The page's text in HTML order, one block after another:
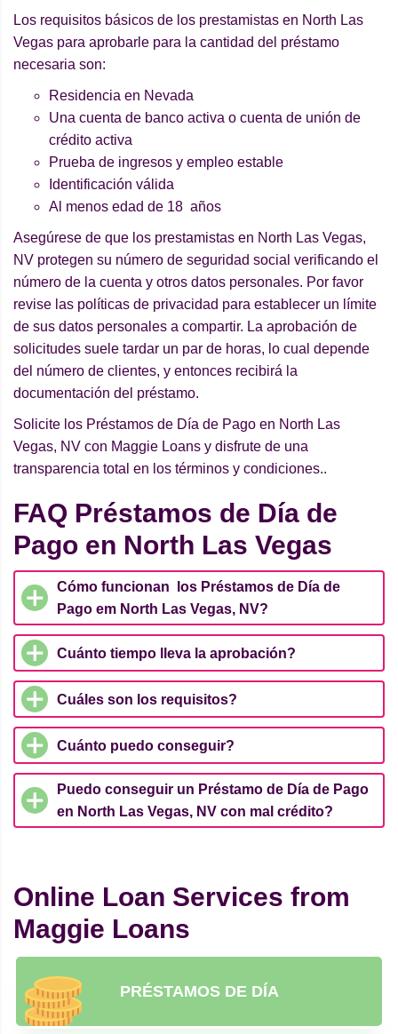
Los requisitos básicos de los prestamistas en North Las
Vegas para aprobarle para la cantidad del préstamo
necesaria son:
Residencia en Nevada
Una cuenta de banco activa o cuenta de unión de
crédito activa
Prueba de ingresos y empleo estable
Identificación válida
Al menos edad de 18 años
Asegúrese de que los prestamistas en North Las Vegas,
NV protegen su número de seguridad social verificando el
número de la cuenta y otros datos personales. Por favor
revise las políticas de privacidad para establecer un límite
de sus datos personales a compartir. La aprobación de
solicitudes suele tardar un par de horas, lo cual depende
del número de clientes, y entonces recibirá la
documentación del préstamo.
Solicite los Préstamos de Día de Pago en North Las
Vegas, NV con Maggie Loans y disfrute de una
transparencia total en los términos y condiciones..
FAQ Préstamos de Día de
Pago en North Las Vegas
Cómo funcionan los Préstamos de Día de
Pago em North Las Vegas, NV?
Cuánto tiempo lleva la aprobación?
Cuáles son los requisitos?
Cuánto puedo conseguir?
Puedo conseguir un Préstamo de Día de Pago
en North Las Vegas, NV con mal crédito?
Online Loan Services from
Maggie Loans
PRÉSTAMOS DE DÍA